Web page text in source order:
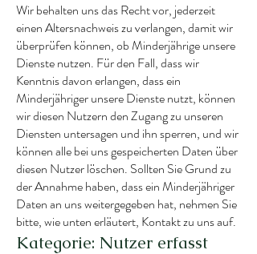
Wir behalten uns das Recht vor, jederzeit
einen Altersnachweis zu verlangen, damit wir
überprüfen können, ob Minderjährige unsere
Dienste nutzen. Für den Fall, dass wir
Kenntnis davon erlangen, dass ein
Minderjähriger unsere Dienste nutzt, können
wir diesen Nutzern den Zugang zu unseren
Diensten untersagen und ihn sperren, und wir
können alle bei uns gespeicherten Daten über
diesen Nutzer löschen. Sollten Sie Grund zu
der Annahme haben, dass ein Minderjähriger
Daten an uns weitergegeben hat, nehmen Sie
bitte, wie unten erläutert, Kontakt zu uns auf.
Kategorie: Nutzer erfasst